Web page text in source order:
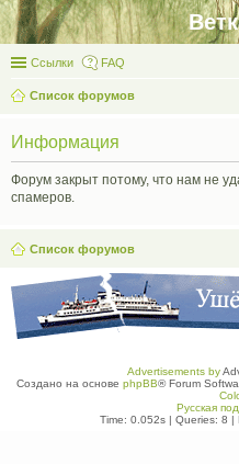
Ссылки FAQ
Список форумов
Информация
Форум закрыт потому, что нам не
спамеров.
Список форумов
Advertisements by
Создано на основе phpBB® Forum
Русская
Time: 0.052s| Queries: 8 |